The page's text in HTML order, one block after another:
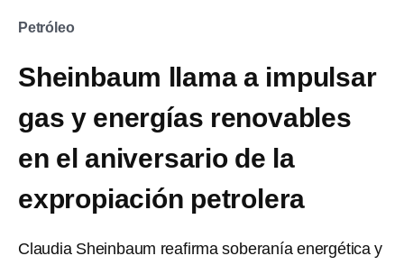
Petróleo
Sheinbaum llama a impulsar
gas y energías renovables
en el aniversario de la
expropiación petrolera
Claudia Sheinbaum reafirma soberanía energética y